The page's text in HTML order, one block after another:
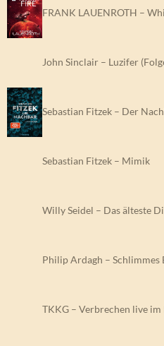
FRANK LAUENROTH –
John Sinclair – Luzifer
Sebastian Fitzek – Der
Sebastian Fitzek – Mimik
Willy Seidel – Das älteste
Philip Ardagh – Schlimmes
TKKG – Verbrechen live im